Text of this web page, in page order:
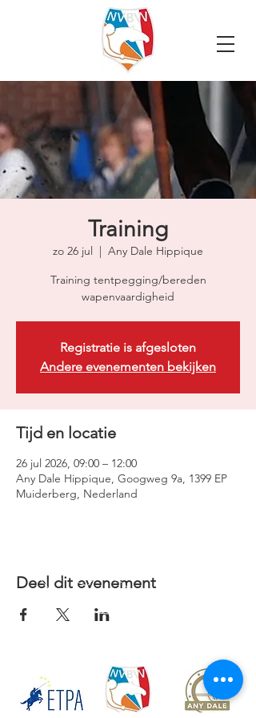
Training
zo 26 jul
  |
Any Dale Hippique
Training tentpegging/bereden
wapenvaardigheid
Registratie is afgesloten
Andere evenementen bekijken
Tijd en locatie
26 jul 2026, 09:00 – 12:00
Any Dale Hippique, Googweg 9a, 1399 EP
Muiderberg, Nederland
Deel dit evenement